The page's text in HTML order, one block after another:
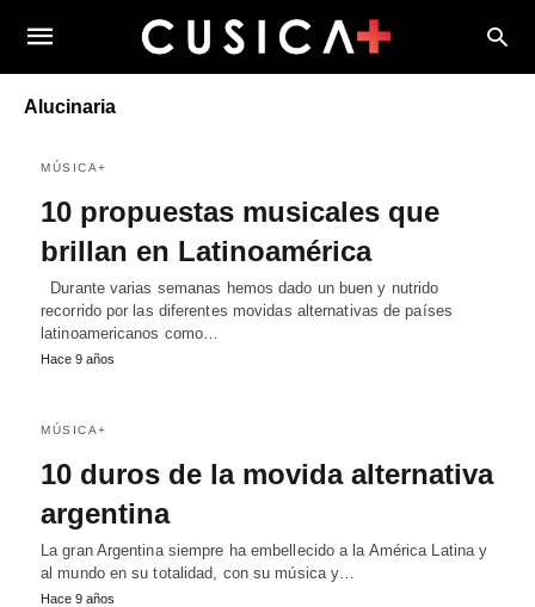
Alucinaria
MÚSICA+
10 propuestas musicales que
brillan en Latinoamérica
Durante varias semanas hemos dado un buen y nutrido
recorrido por las diferentes movidas alternativas de países
latinoamericanos como…
Hace 9 años
MÚSICA+
10 duros de la movida alternativa
argentina
La gran Argentina siempre ha embellecido a la América Latina y
al mundo en su totalidad, con su música y…
Hace 9 años